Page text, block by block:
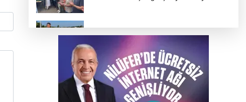
Büyükşehir’den İnegöl’e ulaşım hamlesi
Uludağ'da çıkan orman yangını söndürüldü